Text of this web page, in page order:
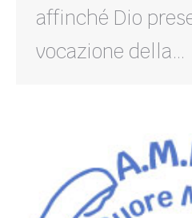
affinché Dio
vocazione della…